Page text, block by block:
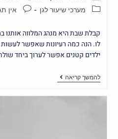
מערכי שיעור לגן
אין
קבלת שבת היא מנהג המלווה אותנו
ילדים קטנים אפשר לערוך ביחד
להמשך קריאה